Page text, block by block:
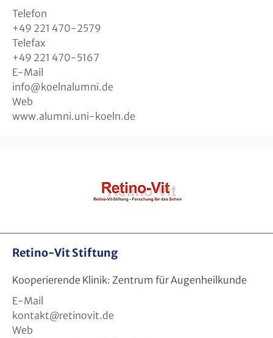
Telefon
+49 221 470-2579
Telefax
+49 221 470-5167
E-Mail
info@ koelnalumni.de
Web
www.alumni.uni-koeln.de
Retino-Vit Stiftung
Kooperierende Klinik: Zentrum für Augenheilkunde
E-Mail
kontakt@retinovit.de
Web